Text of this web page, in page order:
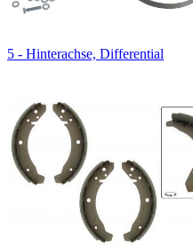
5 - Hinterachse, Differential